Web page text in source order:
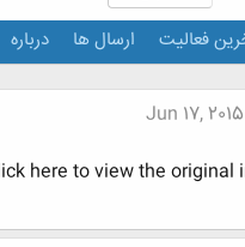
فعالیت ارسال ها درباره
Jun 17, 2015
here to view the original